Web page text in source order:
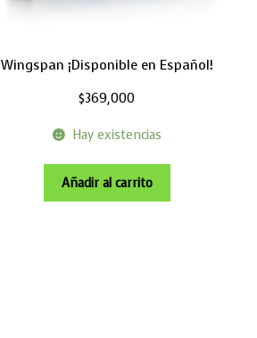
Wingspan ¡Disponible en Español!
$369,000
Hay existencias
Añadir al carrito